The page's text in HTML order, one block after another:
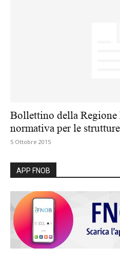
Bollettino della
normativa per le
5 Ottobre 2015
APP FNOB